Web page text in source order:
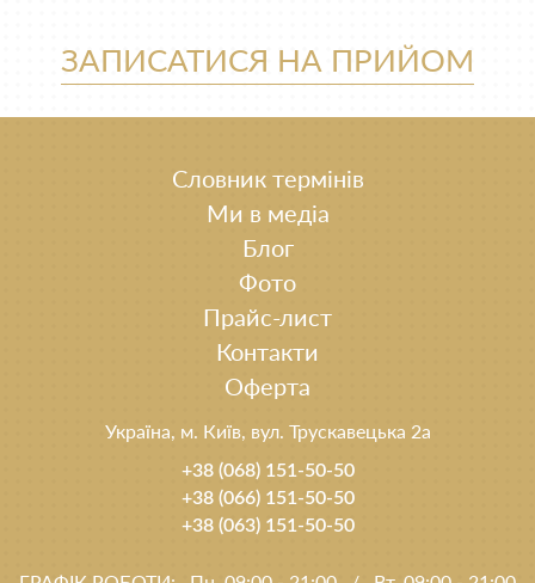
ЗАПИСАТИСЯ НА ПРИЙОМ
Словник термінів
Ми в медіа
Блог
Фото
Прайс-лист
Контакти
Оферта
Україна, м. Київ, вул. Трускавецька 2а
+38 (068) 151-50-50
+38 (066) 151-50-50
+38 (063) 151-50-50